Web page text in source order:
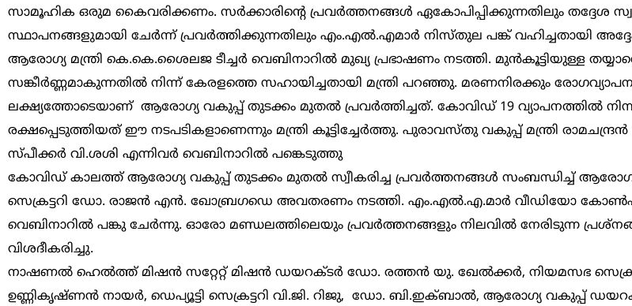
സാമൂഹിക ഒരുമ കൈവരിക്കണം. സർക്കാരിന്റെ പ്രവർത്തനങ്ങൾ ഏകോപിപ്പിക്കുന്നതിലും തദ്ദേശ
സ്ഥാപനങ്ങളുമായി ചേർന്ന് പ്രവർത്തിക്കുന്നതിലും എം.എൽ.എമാർ നിസ്തുല പങ്ക് വഹിച്ചതായി
ആരോഗ്യ മന്ത്രി കെ.കെ.ശൈലജ ടീച്ചർ വെബിനാറിൽ മുഖ്യ പ്രഭാഷണം നടത്തി. മുൻകൂട്ടിയുള്ള
സങ്കീർണ്ണമാകുന്നതിൽ നിന്ന് കേരളത്തെ സഹായിച്ചതായി മന്ത്രി പറഞ്ഞു. മരണനിരക്കും
ലക്ഷ്യത്തോടെയാണ് ആരോഗ്യ വകുപ്പ് തുടക്കം മുതൽ പ്രവർത്തിച്ചത്. കോവിഡ് 19 വ്യാപനത്തിൽ
രക്ഷപ്പെടുത്തിയത് ഈ നടപടികളാണെന്നും മന്ത്രി കൂട്ടിച്ചേർത്തു. പുരാവസ്തു വകുപ്പ് മന്ത്രി രാമചന്ദ്രൻ
സ്പീക്കർ വി.ശശി എന്നിവർ വെബിനാറിൽ പങ്കെടുത്തു
കോവിഡ് കാലത്ത് ആരോഗ്യ വകുപ്പ് തുടക്കം മുതൽ സ്വീകരിച്ച പ്രവർത്തനങ്ങൾ സംബന്ധിച്ച് ആരോഗ്യ
സെക്രട്ടറി ഡോ. രാജൻ എൻ. ഖോബ്രഗഡെ അവതരണം നടത്തി. എം.എൽ.എ.മാർ വീഡിയോ
വെബിനാറിൽ പങ്കു ചേർന്നു. ഓരോ മണ്ഡലത്തിലെയും പ്രവർത്തനങ്ങളും നിലവിൽ നേരിടുന്ന
വിശദീകരിച്ചു.
നാഷണൽ ഹെൽത്ത് മിഷൻ സറ്റേറ്റ് മിഷൻ ഡയറക്ടർ ഡോ. രത്തൻ യു. ഖേൽക്കർ, നിയമസഭ
ഉണ്ണികൃഷ്ണൻ നായർ, ഡെപ്യൂട്ടി സെക്രട്ടറി വി.ജി. റിജു, ഡോ. ബി.ഇക്ബാൽ, ആരോഗ്യ വകുപ്പ്